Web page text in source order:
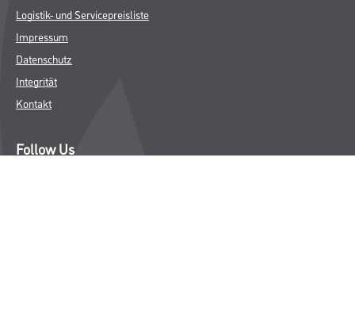
Logistik- und Servicepreisliste
Impressum
Datenschutz
Integrität
Kontakt
Follow Us